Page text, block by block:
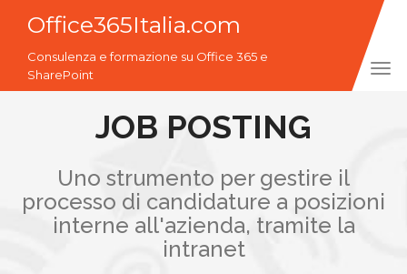
Office365Italia.com
Consulenza e formazione su Office 365 e
SharePoint
JOB POSTING
Uno strumento per gestire il
processo di candidature a posizioni
interne all'azienda, tramite la
intranet